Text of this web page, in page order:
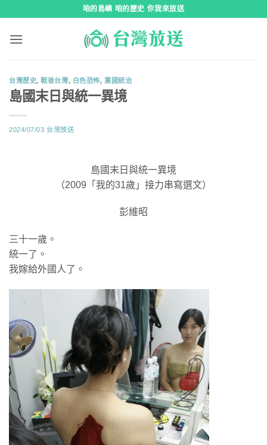
咱的島嶼 咱的歷史 你我來放送
台灣歷史,戰後台灣, 白色恐怖,黨國統治
島國末日與統一異境
2024/07/03 台灣放送
島國末日與統一異境
（2009「我的31歲」接力串寫選文）
彭維昭
三十一歲。
統一了。
我嫁給外國人了。